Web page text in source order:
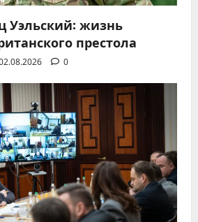
Уэльский: жизнь
престола
0